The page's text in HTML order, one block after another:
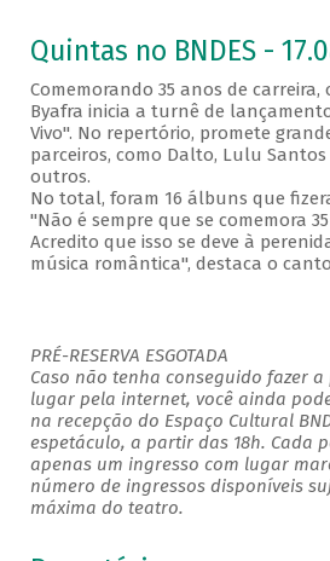
Quintas no BNDES -
Comemorando 35 anos de
Byafra inicia a turnê de
Vivo". No repertório, promete
parceiros, como Dalto, Lulu Santos
outros.
No total, foram 16 álbuns que
"Não é sempre que se comemora
Acredito que isso se deve à
música romântica", destaca o
PRÉ-RESERVA ESGOTADA
Caso não tenha conseguido fazer
lugar pela internet, você ainda
na recepção do Espaço Cultural
espetáculo, a partir das 18h. Cada
apenas um ingresso com lugar
número de ingressos disponíveis
máxima do teatro.